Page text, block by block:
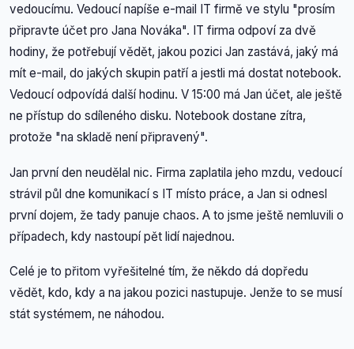
vedoucímu. Vedoucí napíše e-mail IT firmě ve stylu "prosím
připravte účet pro Jana Nováka". IT firma odpoví za dvě
hodiny, že potřebují vědět, jakou pozici Jan zastává, jaký má
mít e-mail, do jakých skupin patří a jestli má dostat notebook.
Vedoucí odpovídá další hodinu. V 15:00 má Jan účet, ale ještě
ne přístup do sdíleného disku. Notebook dostane zítra,
protože "na skladě není připravený".
Jan první den neudělal nic. Firma zaplatila jeho mzdu, vedoucí
strávil půl dne komunikací s IT místo práce, a Jan si odnesl
první dojem, že tady panuje chaos. A to jsme ještě nemluvili o
případech, kdy nastoupí pět lidí najednou.
Celé je to přitom vyřešitelné tím, že někdo dá dopředu
vědět, kdo, kdy a na jakou pozici nastupuje. Jenže to se musí
stát systémem, ne náhodou.